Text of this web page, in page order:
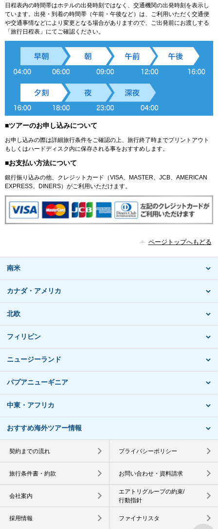
日程表内の時間帯はホテルの出発時刻ではなく、交通機関の出発時刻を表示し
ています。出発・到着の時間帯（午前・午後など）は、ご利用いただく交通便
や交通事情などにより変更となる場合がありますので、ご出発前にお渡しする
「旅行日程表」にてご確認ください。
■ツアーのお申し込みについて
お申し込みの際は詳細旅行条件をご確認の上、旅行終了時までプリントアウト
もしくはハードディスク内に保存される事をおすすめします。
■お支払い方法について
銀行振り込みの他、クレジットカード（VISA、MASTER、JCB、AMERICAN
EXPRESS、DINERS）がご利用いただけます。
ページトップへもどる
南米
カナダ・アメリカ
北欧
フィリピン
ニュージーランド
パプアニューギニア
中東・アフリカ
おすすめ海外ツアー情報
契約までの流れ プライバシーポリシー
旅行条件書・約款 お問い合わせ・資料請求
会社案内
エアトリグループの約束/
行動指針
採用情報 ファイナリスタ